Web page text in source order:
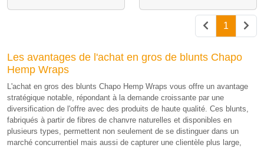
1
Les avantages de l'achat en gros de blunts Chapo
Hemp Wraps
L'achat en gros des blunts Chapo Hemp Wraps vous offre un avantage
stratégique notable, répondant à la demande croissante par une
diversification de l'offre avec des produits de haute qualité. Ces blunts,
fabriqués à partir de fibres de chanvre naturelles et disponibles en
plusieurs types, permettent non seulement de se distinguer dans un
marché concurrentiel mais aussi de capturer une clientèle plus large,